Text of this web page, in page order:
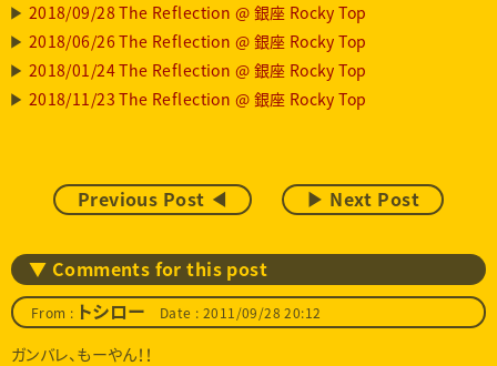
2018/09/28 The Reflection @ 銀座 Rocky Top
2018/06/26 The Reflection @ 銀座 Rocky Top
2018/01/24 The Reflection @ 銀座 Rocky Top
2018/11/23 The Reflection @ 銀座 Rocky Top
Previous Post ◀ ▶ Next Post
▼ Comments for this post
From : トシロー Date : 2011/09/28 20:12
ガンバレ、もーやん！！